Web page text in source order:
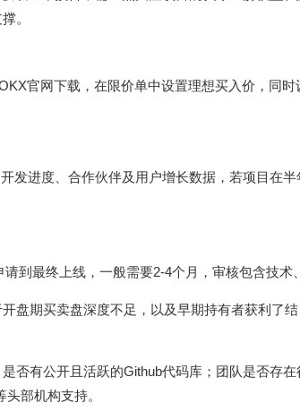
。
官网下载，在限价单中设置理想买入价，同
发进度、合作伙伴及用户增长数据，若项目在
到最终上线，一般需要2-4个月，审核包含技术
盘期买卖盘深度不足，以及早期持有者获利了
否有公开且活跃的Github代码库；团队是否存
头部机构支持。